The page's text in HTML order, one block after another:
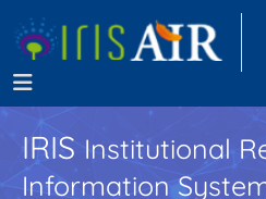
IRISInstitutional
Information